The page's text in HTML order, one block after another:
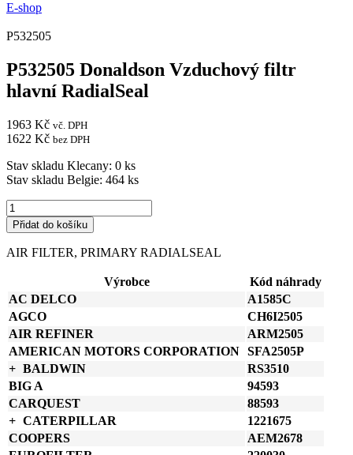
E-shop
P532505
P532505 Donaldson Vzduchový filtr
hlavní RadialSeal
1963 Kč vč. DPH
1622 Kč bez DPH
Stav skladu Klecany: 0 ks
Stav skladu Belgie: 464 ks
P532505
Donaldson
Vzduchový
filtr
Přidat do košíku
AIR FILTER, PRIMARY RADIALSEAL
Výrobce
Kód náhrady
AC DELCO
A1585C
AGCO
CH6I2505
AIR REFINER
ARM2505
AMERICAN MOTORS CORPORATION SFA2505P
BALDWIN
RS3510
BIG A
94593
CARQUEST
88593
CATERPILLAR
1221675
COOPERS
AEM2678